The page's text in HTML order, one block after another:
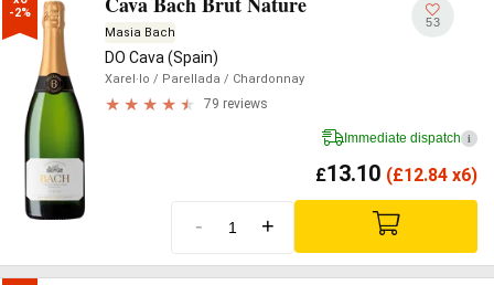
-2%
Masia Bach
DO Cava (Spain)
Xarel·lo / Parellada / Chardonnay
79 reviews
53
Immediate dispatch i
£13.10 (£12.84 x6)
- +